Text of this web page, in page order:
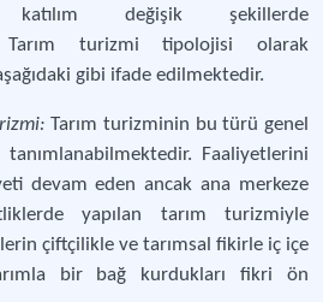
değişik şekillerde
Tarım turizmi tipolojisi olarak
gibi ifade edilmektedir.
Tarım turizminin bu türü genel
Faaliyetlerini
devam eden ancak ana merkeze
yapılan tarım turizmiyle
çiftçilikle ve tarımsal fikirle iç içe
bir bağ kurdukları fikri ön